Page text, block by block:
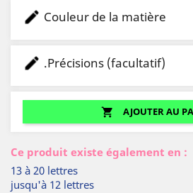
Couleur de la matière
.Précisions (facultatif)
shopping_cart AJOUTER AU
Ce produit existe également en :
13 à 20 lettres
jusqu'à 12 lettres